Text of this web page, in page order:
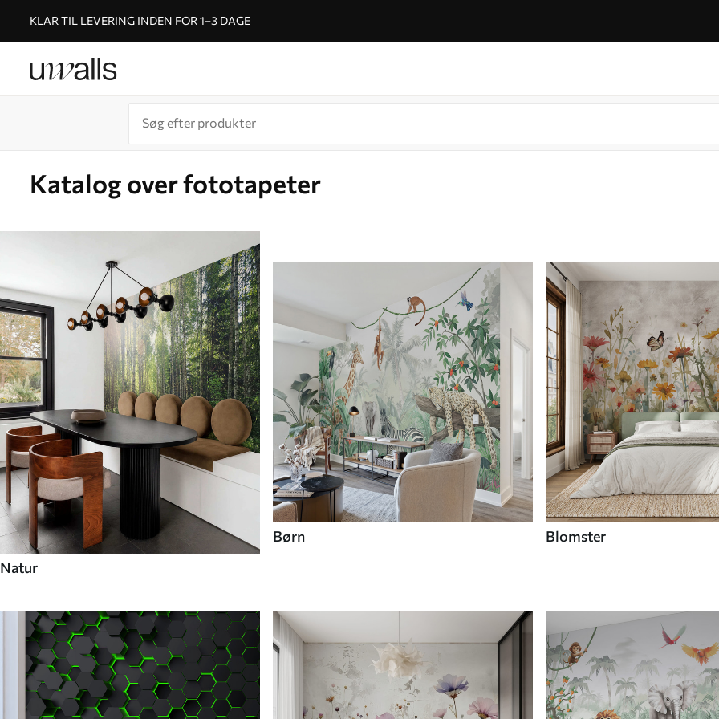
KLAR TIL LEVERING INDEN FOR 1–3 DAGE
Katalog over fototapeter
Natur
Børn Blomster